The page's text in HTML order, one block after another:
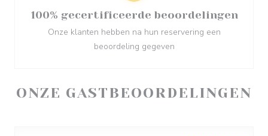
ONZE GASTBEOORDELINGEN
100% gecertificeerde beoordelingen
Onze klanten hebben na hun reservering een
beoordeling gegeven